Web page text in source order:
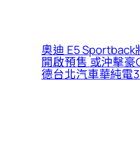
奧迪 E5 Sportback
開啟預售 或沖擊豪
德台北汽車華純電